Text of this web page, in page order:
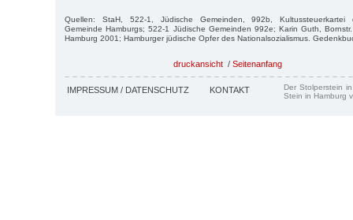
Quellen: StaH, 522-1, Jüdische Gemeinden, 992b, Kultussteuerkartei
Gemeinde Hamburgs; 522-1 Jüdische Gemeinden 992e; Karin Guth,
Hamburg 2001; Hamburger jüdische Opfer des Nationalsozialismus.
druckansicht / Seitenanfang
IMPRESSUM / DATENSCHUTZ KONTAKT
Der Stolperstein
Stein in Hamburg